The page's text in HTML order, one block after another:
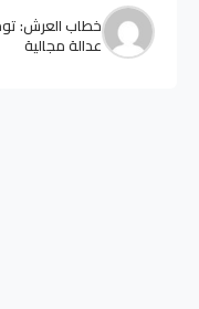
خطاب العرش:
عدالة مجالية